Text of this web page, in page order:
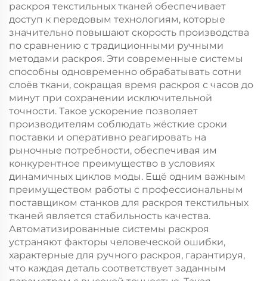
раскроя текстильных тканей обеспечивает
доступ к передовым технологиям, которые
значительно повышают скорость производства
по сравнению с традиционными ручными
методами раскроя. Эти современные системы
способны одновременно обрабатывать сотни
слоёв ткани, сокращая время раскроя с часов до
минут при сохранении исключительной
точности. Такое ускорение позволяет
производителям соблюдать жёсткие сроки
поставки и оперативно реагировать на
рыночные потребности, обеспечивая им
конкурентное преимущество в условиях
динамичных циклов моды. Ещё одним важным
преимуществом работы с профессиональным
поставщиком станков для раскроя текстильных
тканей является стабильность качества.
Автоматизированные системы раскроя
устраняют факторы человеческой ошибки,
характерные для ручного раскроя, гарантируя,
что каждая деталь соответствует заданным